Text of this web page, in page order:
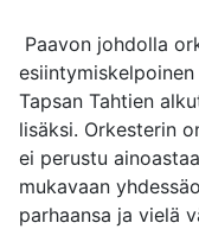
Paavon johdolla
esiintymiskelpoinen
Tapsan Tahtien
lisäksi. Orkesterin
ei perustu
mukavaan
parhaansa ja vielä